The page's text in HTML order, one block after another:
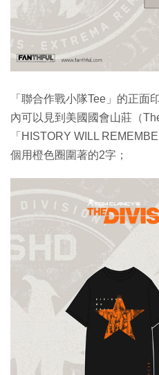
「聯合作戰小隊Tee」的正面
內可以見到美國國會山莊（
「HISTORY WILL
個用橙色圈圍著的2字；